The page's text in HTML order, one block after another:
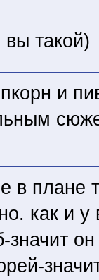
такой)
и
в плане
как и у